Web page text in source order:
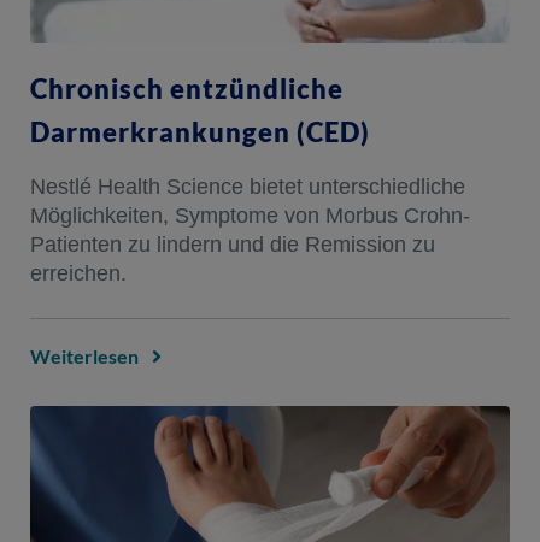
Chronisch entzündliche
Darmerkrankungen (CED)​
Nestlé Health Science bietet unterschiedliche
Möglichkeiten, Symptome von Morbus Crohn-
Patienten zu lindern und die Remission zu
erreichen.​
Weiterlesen